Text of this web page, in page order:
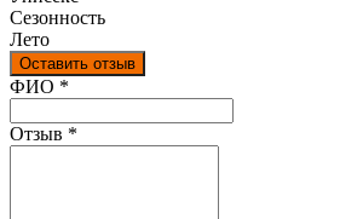
Сезонность
Лето
Оставить отзыв
Ваш отзыв был отправлен!
ФИО *
Отзыв *